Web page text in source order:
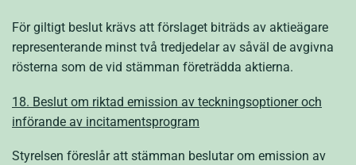
För giltigt beslut krävs att förslaget biträds av aktieägare
representerande minst två tredjedelar av såväl de avgivna
rösterna som de vid stämman företrädda aktierna.
18. Beslut om riktad emission av teckningsoptioner och
införande av incitamentsprogram
Styrelsen föreslår att stämman beslutar om emission av